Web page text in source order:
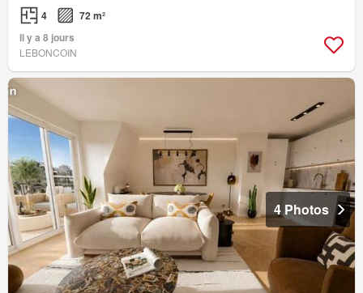
4
72 m²
Il y a 8 jours
LEBONCOIN
4 Photos